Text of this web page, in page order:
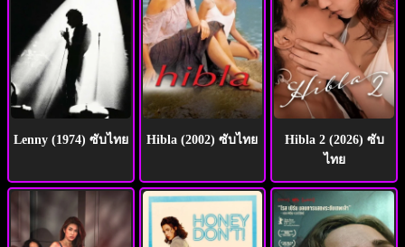
Lenny (1974) ซับไทย Hibla (2002) ซับไทย
Hibla 2 (2026) ซับ
ไทย